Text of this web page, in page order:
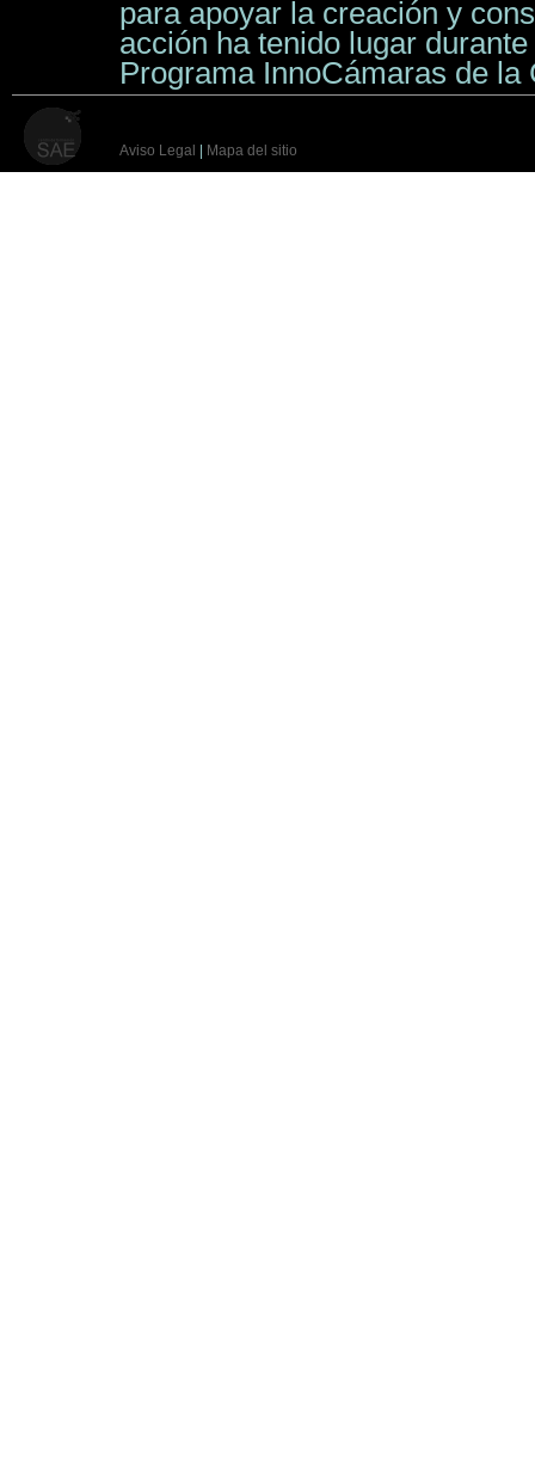
para apoyar la creación y
acción ha tenido lugar
Programa InnoCámaras de la
Aviso Legal Mapa del sitio